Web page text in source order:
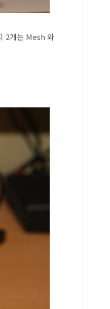
2개는 Mesh 와